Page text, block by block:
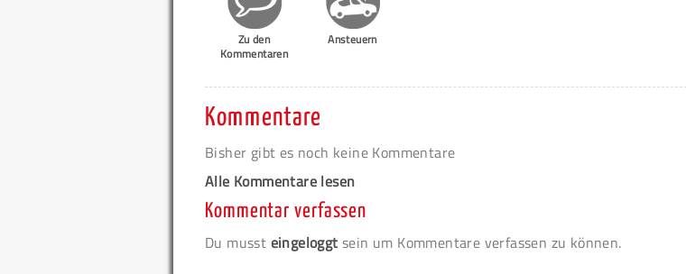
Zu den
Kommentaren
Ansteuern
Kommentare
Bisher gibt es noch keine Kommentare
Alle Kommentare lesen
Kommentar verfassen
Du musst eingeloggt sein um Kommentare verfassen zu können.